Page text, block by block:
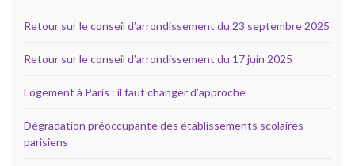
Retour sur le conseil d’arrondissement du 23 septembre 2025
Retour sur le conseil d’arrondissement du 17 juin 2025
Logement à Paris : il faut changer d’approche
Dégradation préoccupante des établissements scolaires
parisiens